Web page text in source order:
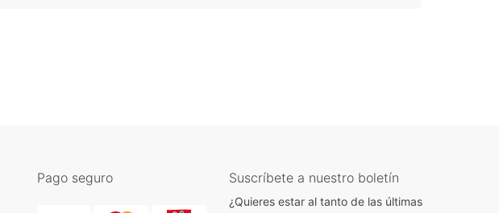
Pago seguro Suscríbete a nuestro boletín
¿Quieres estar al tanto de las últimas